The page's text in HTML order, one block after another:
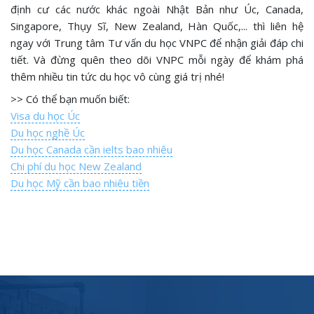
định cư các nước khác ngoài Nhật Bản như Úc, Canada,
Singapore, Thụy Sĩ, New Zealand, Hàn Quốc,... thì liên hệ
ngay với Trung tâm Tư vấn du học VNPC để nhận giải đáp chi
tiết. Và đừng quên theo dõi VNPC mỗi ngày để khám phá
thêm nhiều tin tức du học vô cùng giá trị nhé!
>> Có thể bạn muốn biết:
Visa du học Úc
Du học nghề Úc
Du học Canada cần ielts bao nhiêu
Chi phí du học New Zealand
Du học Mỹ cần bao nhiêu tiền